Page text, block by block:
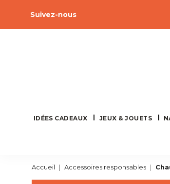
Suivez-nous
IDÉES CADEAUX JEUX & JOUETS
Accueil Accessoires responsables